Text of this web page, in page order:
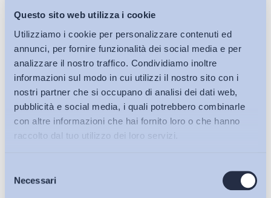
Questo sito web utilizza i cookie
Utilizziamo i cookie per personalizzare contenuti ed
annunci, per fornire funzionalità dei social media e per
analizzare il nostro traffico. Condividiamo inoltre
informazioni sul modo in cui utilizzi il nostro sito con i
nostri partner che si occupano di analisi dei dati web,
pubblicità e social media, i quali potrebbero combinarle
con altre informazioni che hai fornito loro o che hanno
raccolto dal tuo utilizzo dei loro servizi.
delNecessariBollettini ADAPT
determinato anche l’irrogazione delle
siccome disciplinate dall’art. 116, comma 8, legge 23 dicembre
2000, n. 388. Secondo lo schema dicomplianceintrodotto con
l’art. 30 comma 1, lett. c) del DL n. 19/2024, è stata prevista
una riduzione della sanzione civile, nella misura del 50%, ove
il pagamento dei contributi venga effettuato, in unica
soluzione, entro trenta giorni dalla notifica della
contestazione. Mentre, nel caso di mancato od insufficiente
oppure tardivo versamento di una delle successive rate
Ebbene, a partire dallo scorso Giugno, l’INPS ha contestato, ad
esempio, agli iscritti alla Gestione Commercianti, il mancato